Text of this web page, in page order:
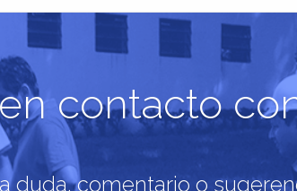
contacto
duda, comentario o